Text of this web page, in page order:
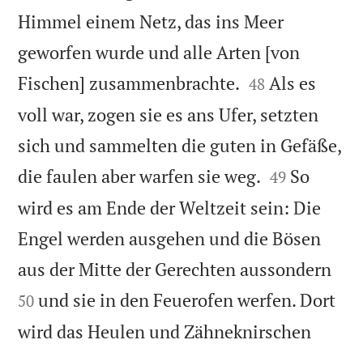
Himmel einem Netz, das ins Meer
geworfen wurde und alle Arten [von
Fischen] zusammenbrachte. 

48 Als es
voll war, zogen sie es ans Ufer, setzten
sich und sammelten die guten in Gefäße,
die faulen aber warfen sie weg. 

49 So
wird es am Ende der Weltzeit sein: Die
Engel werden ausgehen und die Bösen
aus der Mitte der Gerechten aussondern
50 und sie in den Feuerofen werfen. Dort
wird das Heulen und Zähneknirschen